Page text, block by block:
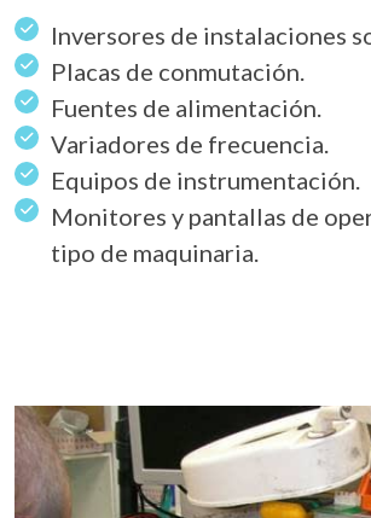
Inversores de instalaciones
Placas de conmutación.
Fuentes de alimentación.
Variadores de frecuencia.
Equipos de instrumentación.
Monitores y pantallas de
tipo de maquinaria.